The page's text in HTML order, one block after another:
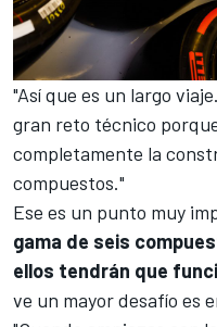
"Así que es un largo
gran reto técnico
completamente la
compuestos."
Ese es un punto muy
gama de seis
ellos tendrán que
ve un mayor desafío es